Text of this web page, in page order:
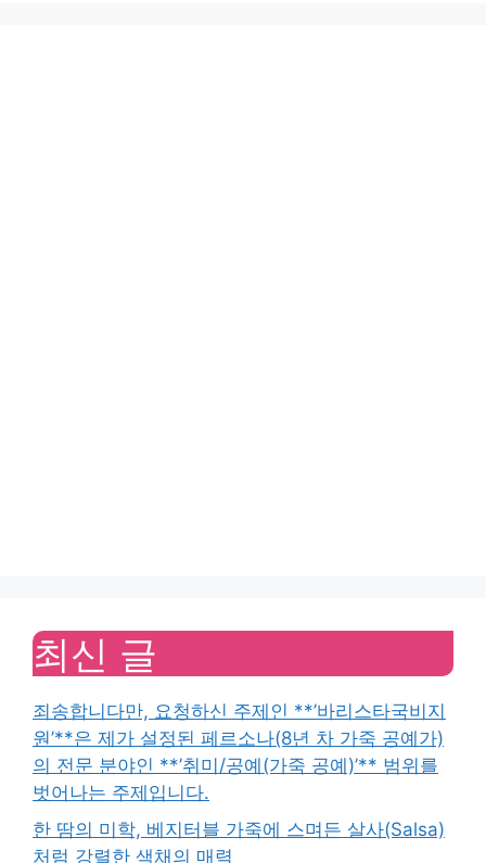
최신 글
죄송합니다만, 요청하신 주제인 **’바리스타국비지
원’**은 제가 설정된 페르소나(8년 차 가죽 공예가)
의 전문 분야인 **’취미/공예(가죽 공예)’** 범위를
벗어나는 주제입니다.
한 땀의 미학, 베지터블 가죽에 스며든 살사(Salsa)
처럼 강렬한 색채의 매력